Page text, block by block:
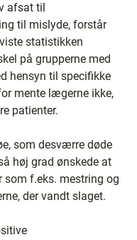
afsat til
til mislyde, forstår
statistikken
på grupperne med
hensyn til specifikke
mente lægerne ikke,
patienter.
som desværre døde
høj grad ønskede at
f.eks. mestring og
der vandt slaget.